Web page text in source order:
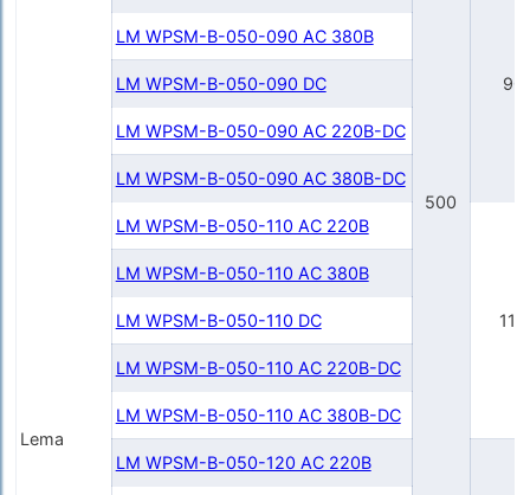
Lema
500
LM WPSM-B-050-090 AC 380В
LM WPSM-B-050-090 DC
LM WPSM-B-050-090 AC 220В-DC
LM WPSM-B-050-090 AC 380В-DC
LM WPSM-B-050-110 AC 220В
LM WPSM-B-050-110 AC 380В
LM WPSM-B-050-110 DC
LM WPSM-B-050-110 AC 220В-DC
LM WPSM-B-050-110 AC 380В-DC
LM WPSM-B-050-120 AC 220В